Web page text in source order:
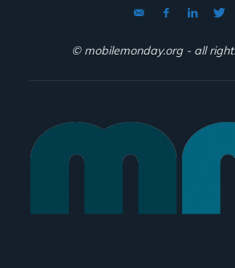
© mobilemonday.org - all